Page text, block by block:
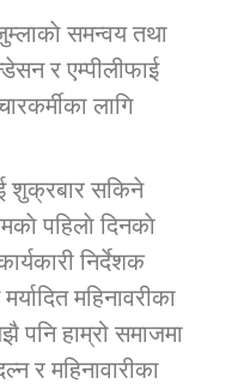
जुम्लाकाे सुचना
एकाई जुम्लाको सुचना
समन्वय तथा
र एम्पीलीफाई
लागि
शुक्रबार सकिने
पहिलाे दिनकाे
निर्देशक
महिनावरीका
पनि हाम्रो समाजमा
र महिनावारीका